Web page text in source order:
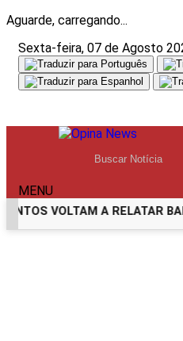
Aguarde, carregando...
Sexta-feira, 07 de Agosto
MENU
VOLTAM A RELATAR